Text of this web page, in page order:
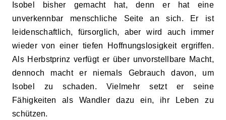
Isobel bisher gemacht hat, denn er hat eine
unverkennbar menschliche Seite an sich. Er ist
leidenschaftlich, fürsorglich, aber wird auch immer
wieder von einer tiefen Hoffnungslosigkeit ergriffen.
Als Herbstprinz verfügt er über unvorstellbare Macht,
dennoch macht er niemals Gebrauch davon, um
Isobel zu schaden. Vielmehr setzt er seine
Fähigkeiten als Wandler dazu ein, ihr Leben zu
schützen.